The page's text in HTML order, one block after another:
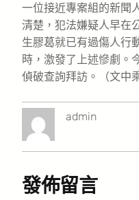
一位接近專案組的新聞
清楚，犯法嫌疑人早在
生膠葛就已有過傷人行
時，激發了上述慘劇。
偵破查詢拜訪。（文中
admin
發佈留言